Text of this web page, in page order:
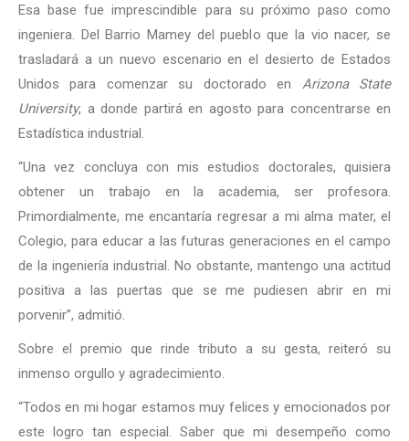
Esa base fue imprescindible para su próximo paso como
ingeniera. Del Barrio Mamey del pueblo que la vio nacer, se
trasladará a un nuevo escenario en el desierto de Estados
Unidos para comenzar su doctorado en Arizona State
University, a donde partirá en agosto para concentrarse en
Estadística industrial.
“Una vez concluya con mis estudios doctorales, quisiera
obtener un trabajo en la academia, ser profesora.
Primordialmente, me encantaría regresar a mi alma mater, el
Colegio, para educar a las futuras generaciones en el campo
de la ingeniería industrial. No obstante, mantengo una actitud
positiva a las puertas que se me pudiesen abrir en mi
porvenir”, admitió.
Sobre el premio que rinde tributo a su gesta, reiteró su
inmenso orgullo y agradecimiento.
“Todos en mi hogar estamos muy felices y emocionados por
este logro tan especial. Saber que mi desempeño como